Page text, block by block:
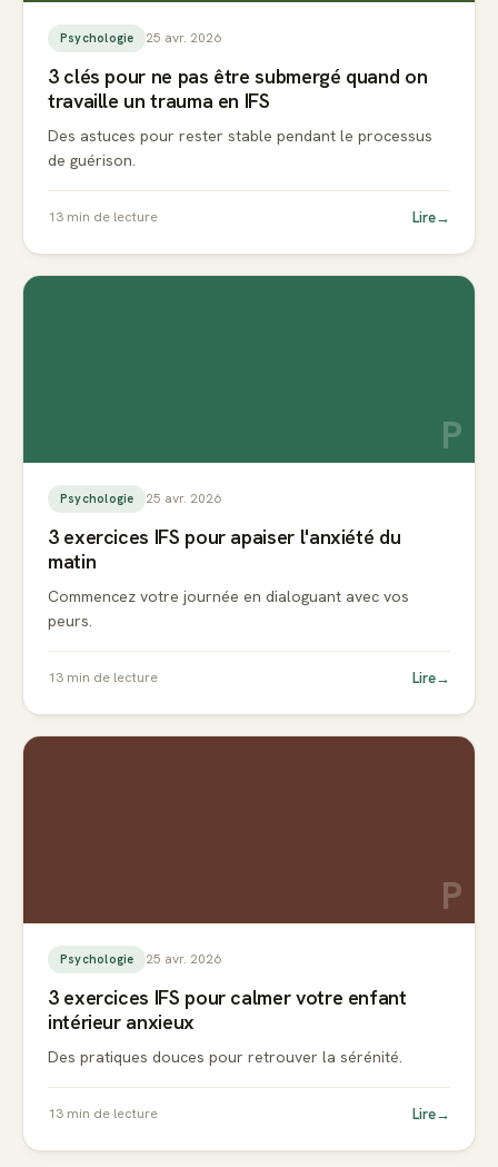
Psychologie 25 avr. 2026
3 clés pour ne pas être submergé quand on
travaille un trauma en IFS
Des astuces pour rester stable pendant le processus
de guérison.
13 min de lecture Lire→
P
Psychologie 25 avr. 2026
3 exercices IFS pour apaiser l'anxiété du
matin
Commencez votre journée en dialoguant avec vos
peurs.
13 min de lecture Lire→
P
Psychologie 25 avr. 2026
3 exercices IFS pour calmer votre enfant
intérieur anxieux
Des pratiques douces pour retrouver la sérénité.
13 min de lecture Lire→